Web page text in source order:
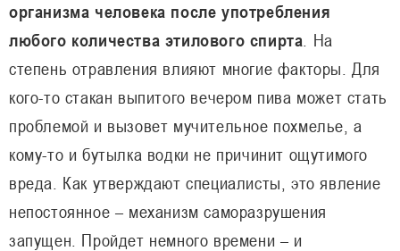
организма человека после употребления
любого количества этилового спирта . На
степень отравления влияют многие факторы. Для
кого-то стакан выпитого вечером пива может стать
проблемой и вызовет мучительное похмелье, а
кому-то и бутылка водки не причинит ощутимого
вреда. Как утверждают специалисты, это явление
непостоянное – механизм саморазрушения
запущен. Пройдет немного времени – и